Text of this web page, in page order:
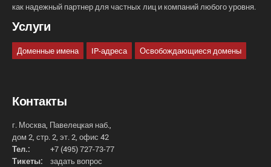
как надежный партнер для частных лиц и компаний любого уровня.
Услуги
Доменные имена IP-адреса Освобождающиеся домены
Контакты
г. Москва, Павелецкая наб.,
дом 2, стр. 2, эт. 2, офис 42
Тел.:
+7 (495) 727-73-77
Тикеты:
задать вопрос